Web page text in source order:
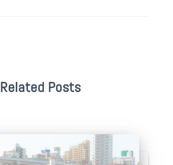
Related Posts